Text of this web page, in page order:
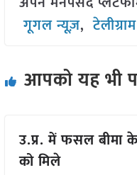
गूगल न्यूज़,टेलीग्राम
आपको यह भी
उ.प्र. में फसल बीमा
को मिले